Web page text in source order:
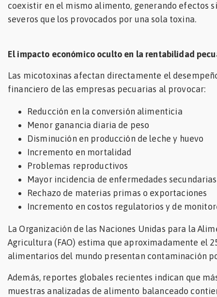
coexistir en el mismo alimento, generando efectos
severos que los provocados por una sola toxina.
El impacto económico oculto en la rentabilidad
Las micotoxinas afectan directamente el
financiero de las empresas pecuarias al provocar:
Reducción en la conversión alimenticia
Menor ganancia diaria de peso
Disminución en producción de leche y huevo
Incremento en mortalidad
Problemas reproductivos
Mayor incidencia de enfermedades secundarias
Rechazo de materias primas o exportaciones
Incremento en costos regulatorios y de
La Organización de las Naciones Unidas para la
Agricultura (FAO) estima que aproximadamente el
alimentarios del mundo presentan contaminación
Además, reportes globales recientes indican que
muestras analizadas de alimento balanceado